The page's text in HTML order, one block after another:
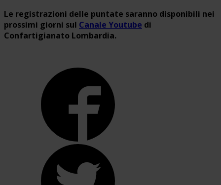
Le registrazioni delle puntate saranno disponibili nei
prossimi giorni sul Canale Youtube di
Confartigianato Lombardia.